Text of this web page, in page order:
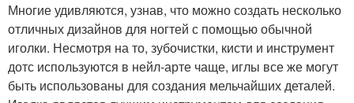
Многие удивляются, узнав, что можно создать несколько
отличных дизайнов для ногтей с помощью обычной
иголки. Несмотря на то, зубочистки, кисти и инструмент
дотс используются в нейл-арте чаще, иглы все же могут
быть использованы для создания мельчайших деталей.